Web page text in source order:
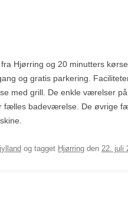
Hjørring og 20 minutters
og gratis parkering.
med grill. De enkle værelser
fælles badeværelse. De øvrige
og tagget Hjørring den 22. juli